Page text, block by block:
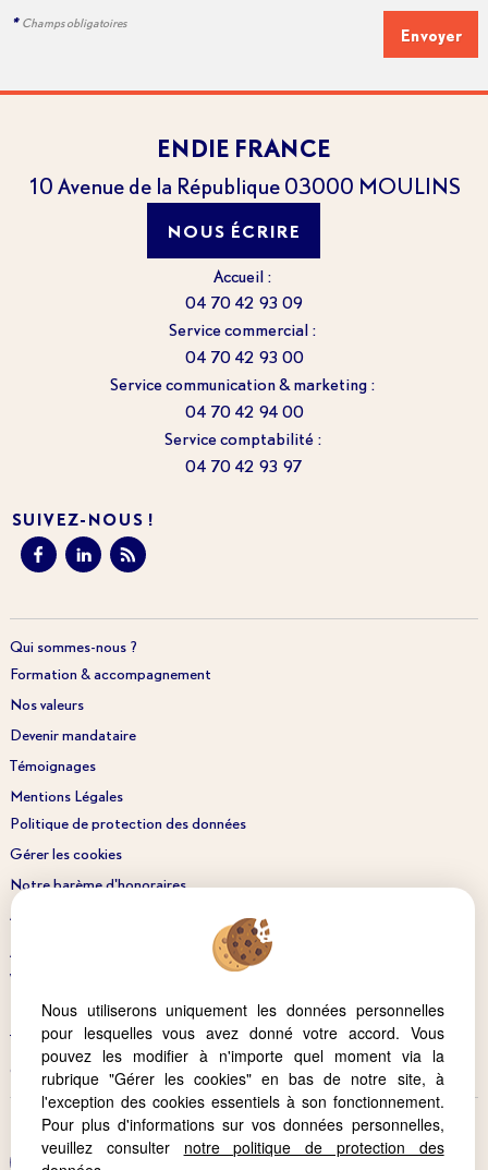
* Champs obligatoires
ENDIE FRANCE
10 Avenue de la République 03000 MOULINS
NOUS ÉCRIRE
Accueil :
04 70 42 93 09
Service commercial :
04 70 42 93 00
Service communication & marketing :
04 70 42 94 00
Service comptabilité :
04 70 42 93 97
SUIVEZ-NOUS !
Qui sommes-nous ?
Formation & accompagnement
Nos valeurs
Devenir mandataire
Témoignages
Mentions Légales
Politique de protection des données
Gérer les cookies
Notre barème d'honoraires
Accès Propriétaire
Acheter
Vendre
Estimer
Trouver un conseiller
Qui sommes-nous ?
Afin de vous offrir un confort de lecture permanent, depuis
Nous utiliserons uniquement les données personnelles
pour lesquelles vous avez donné votre accord. Vous
pouvez les modifier à n'importe quel moment via la
rubrique "Gérer les cookies" en bas de notre site, à
l'exception des cookies essentiels à son fonctionnement.
Pour plus d'informations sur vos données personnelles,
veuillez consulter notre politique de protection des